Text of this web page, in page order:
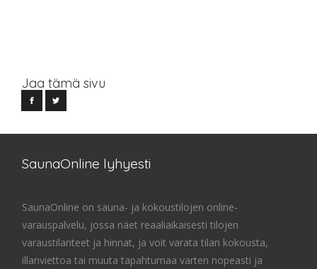
Jaa tämä sivu
SaunaOnline lyhyesti
SaunaOnline on sauna- ja kokoustilojen online-
varauspalvelu, jossa näet reaaliaikaisesti tilojen
varaustilanteet ja hinnat, ja voit varata tilan kokousta,
illanviettoa tai muuta tapahtumaa varten nopeasti ja